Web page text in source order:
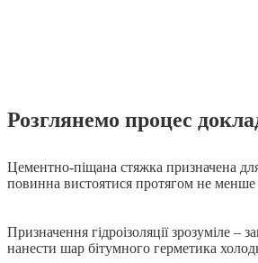
Розглянемо процес
Цементно-піщана стяжка призначена
повинна вистоятися протягом не
Призначення гідроізоляції зрозуміле
нанести шар бітумного герметика